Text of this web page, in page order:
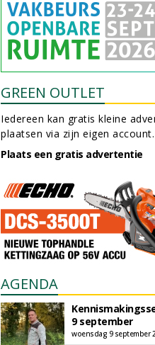
GREEN OUTLET
Iedereen kan gratis kleine
plaatsen via zijn eigen account.
Plaats een gratis advertentie
AGENDA
9 september
woensdag 9 september